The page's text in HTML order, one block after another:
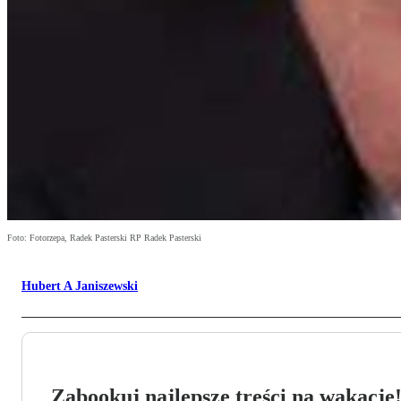
Foto: Fotorzepa, Radek Pasterski RP Radek Pasterski
Hubert A Janiszewski